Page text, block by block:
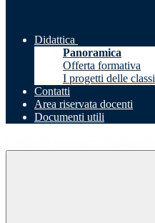
Didattica
Panoramica
Offerta formativa
I progetti delle classi
Contatti
Area riservata docenti
Documenti utili